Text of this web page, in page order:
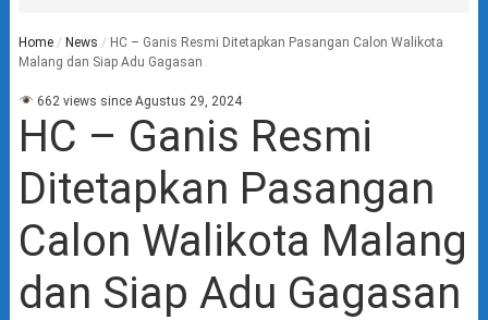
Home / News / HC – Ganis Resmi Ditetapkan Pasangan Calon Walikota
Malang dan Siap Adu Gagasan
662 views since Agustus 29, 2024
HC – Ganis Resmi
Ditetapkan Pasangan
Calon Walikota Malang
dan Siap Adu Gagasan